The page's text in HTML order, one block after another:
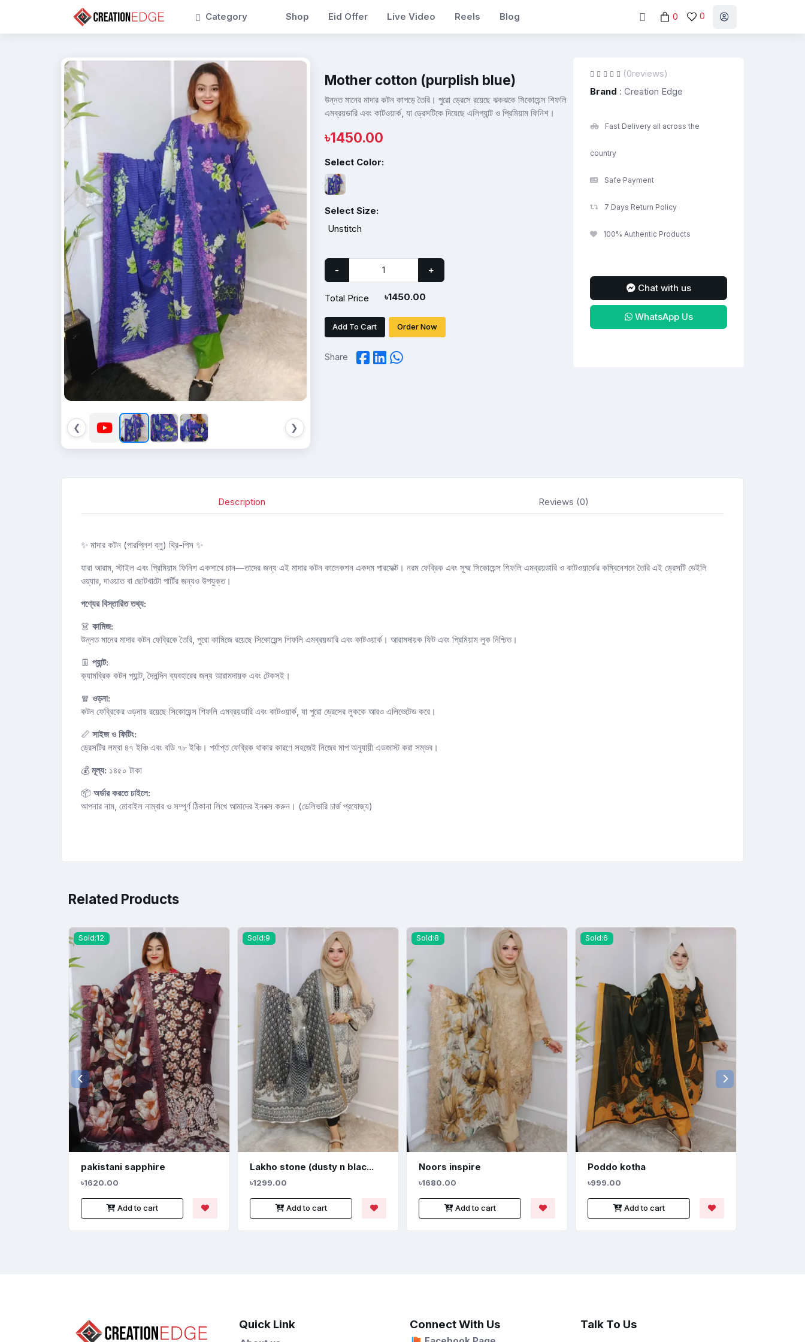
Category Shop Eid Offer Live Video Reels Blog 0 0
❮ ❯
Mother cotton (purplish blue)
উন্নত মানের মাদার কটন কাপড়ে তৈরি। পুরো ড্রেসে রয়েছে ঝকঝকে সিকোয়েন্স শিফলি
এমব্রয়ডারি এবং কাটওয়ার্ক, যা ড্রেসটিকে দিয়েছে এলিগ্যান্ট ও প্রিমিয়াম ফিনিশ।
৳1450.00
Select Color:
Select Size:
Unstitch
- +
Total Price ৳1450.00
Add To Cart Order Now
Share
(0reviews)
Brand : Creation Edge
Fast Delivery all across the
country
Safe Payment
7 Days Return Policy
100% Authentic Products
Chat with us
WhatsApp Us
Description Reviews (0)
✨ মাদার কটন (পারপ্লিশ ব্লু) থ্রি-পিস ✨
যারা আরাম, স্টাইল এবং প্রিমিয়াম ফিনিশ একসাথে চান—তাদের জন্য এই মাদার কটন কালেকশন একদম পারফেক্ট। নরম ফেব্রিক এবং সূক্ষ্ম সিকোয়েন্স শিফলি এমব্রয়ডারি ও কাটওয়ার্কের কম্বিনেশনে তৈরি এই ড্রেসটি ডেইলি
ওয়্যার, দাওয়াত বা ছোটখাটো পার্টির জন্যও উপযুক্ত।
পণ্যের বিস্তারিত তথ্য:
👗 কামিজ:
উন্নত মানের মাদার কটন ফেব্রিকে তৈরি, পুরো কামিজে রয়েছে সিকোয়েন্স শিফলি এমব্রয়ডারি এবং কাটওয়ার্ক। আরামদায়ক ফিট এবং প্রিমিয়াম লুক নিশ্চিত।
👖 প্যান্ট:
ক্যামব্রিক কটন প্যান্ট, দৈনন্দিন ব্যবহারের জন্য আরামদায়ক এবং টেকসই।
🧣 ওড়না:
কটন ফেব্রিকের ওড়নায় রয়েছে সিকোয়েন্স শিফলি এমব্রয়ডারি এবং কাটওয়ার্ক, যা পুরো ড্রেসের লুককে আরও এলিভেটেড করে।
📏 সাইজ ও ফিটিং:
ড্রেসটির লম্বা ৪৭ ইঞ্চি এবং বডি ৭৮ ইঞ্চি। পর্যাপ্ত ফেব্রিক থাকার কারণে সহজেই নিজের মাপ অনুযায়ী এডজাস্ট করা সম্ভব।
💰 মূল্য: ১৪৫০ টাকা
📦 অর্ডার করতে চাইলে:
আপনার নাম, মোবাইল নাম্বার ও সম্পূর্ণ ঠিকানা লিখে আমাদের ইনবক্স করুন। (ডেলিভারি চার্জ প্রযোজ্য)
Related Products
Sold:12
pakistani sapphire
৳1620.00
Add to cart
Sold:9
Lakho stone (dusty n blac...
৳1299.00
Add to cart
Sold:8
Noors inspire
৳1680.00
Add to cart
Sold:6
Poddo kotha
৳999.00
Add to cart
Quick Link Connect With Us Talk To Us